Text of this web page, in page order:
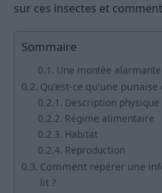
sur ces insectes et
Sommaire
Une montée
Qu’est-ce qu’une punaise
Description physique
Régime alimentaire
Habitat
Reproduction
Comment repérer une
lit ?